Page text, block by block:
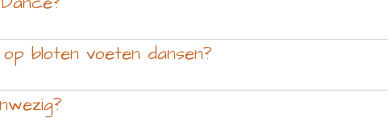
bloten voeten dansen?